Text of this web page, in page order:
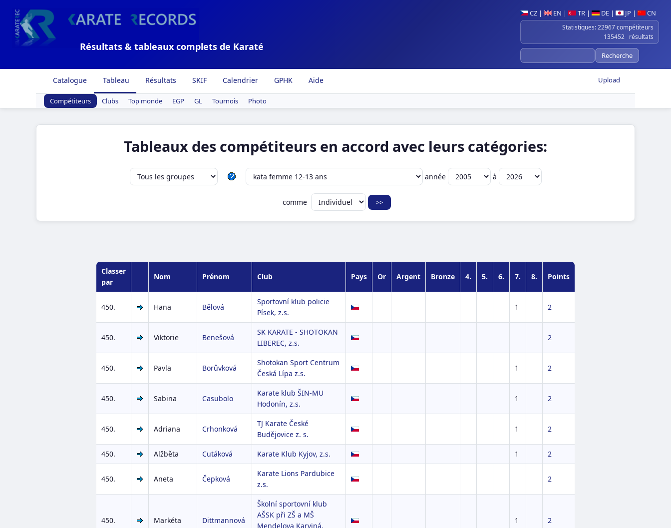
CZ | EN | TR | DE | JP | CN
Statistiques: 22967 compétiteurs
135452 résultats
Résultats & tableaux complets de Karaté
Upload
Catalogue Tableau Résultats SKIF Calendrier GPHK Aide
Compétiteurs Clubs Top monde EGP GL Tournois Photo
Tableaux des compétiteurs en accord avec leurs catégories:
année à
comme
Classer
par
Nom Prénom Club Pays Or Argent Bronze 4. 5. 6. 7. 8. Points
450. Hana Bělová
Sportovní klub policie
Písek, z.s.
1 2
450. Viktorie Benešová
SK KARATE - SHOTOKAN
LIBEREC, z.s.
2
450. Pavla Borůvková
Shotokan Sport Centrum
Česká Lípa z.s.
1 2
450. Sabina Casubolo
Karate klub ŠIN-MU
Hodonín, z.s.
1 2
450. Adriana Crhonková
TJ Karate České
Budějovice z. s.
1 2
450. Alžběta Cutáková Karate Klub Kyjov, z.s. 1 2
450. Aneta Čepková
Karate Lions Pardubice
z.s.
2
450. Markéta Dittmannová
Školní sportovní klub
AŠSK při ZŠ a MŠ
Mendelova Karviná,
1 2